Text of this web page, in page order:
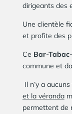
dirigeants des
Une clientèle
et profite des
Ce Bar-
commune et
Il n’y a
et la véranda
permettent de